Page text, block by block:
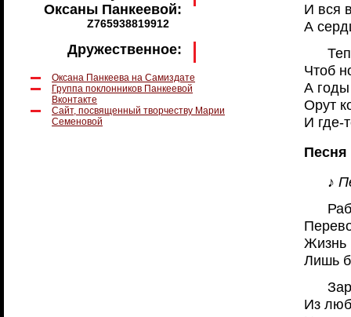
Оксаны Панкеевой:
Z765938819912
Дружественное:
Оксана Панкеева на Самиздате
Группа поклонников Панкеевой
Вконтакте
Сайт, посвященный творчеству Марии
Семеновой
И вся
А
Чтоб
А
Орут
И где-
Песня
♪
Жизнь
Лишь
Из